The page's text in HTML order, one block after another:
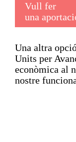
Vull fer
una
Una altra
Units per
econòmica al
nostre